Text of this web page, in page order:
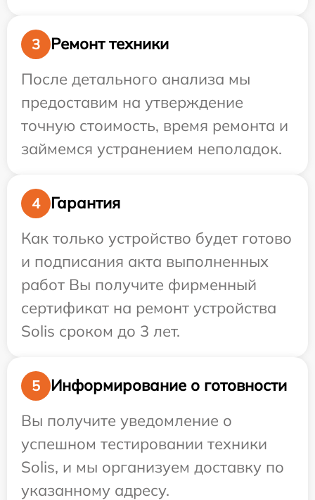
3
Ремонт техники
После детального анализа мы
предоставим на утверждение
точную стоимость, время ремонта и
займемся устранением неполадок.
4
Гарантия
Как только устройство будет готово
и подписания акта выполненных
работ Вы получите фирменный
сертификат на ремонт устройства
Solis сроком до 3 лет.
5
Информирование о готовности
Вы получите уведомление о
успешном тестировании техники
Solis, и мы организуем доставку по
указанному адресу.